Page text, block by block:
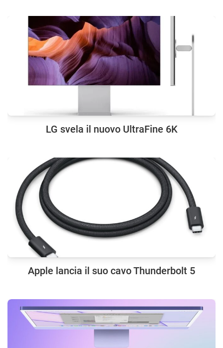
LG svela il nuovo UltraFine 6K
Apple lancia il suo cavo Thunderbolt 5